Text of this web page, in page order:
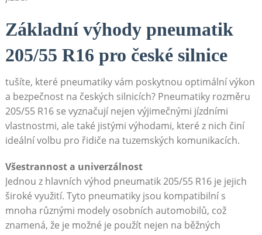
Základní výhody pneumatik
205/55 R16 pro české silnice
tušíte, které pneumatiky vám poskytnou optimální výkon
​a bezpečnost na českých silnicích? Pneumatiky rozměru
205/55 R16 se vyznačují nejen výjimečnými jízdními
vlastnostmi, ale také jistými výhodami, které z nich činí
ideální volbu pro⁣ řidiče na​ tuzemských komunikacích.
Všestrannost ‍a univerzálnost
Jednou z hlavních‍ výhod pneumatik 205/55 R16 je jejich​
široké využití. Tyto pneumatiky jsou kompatibilní s
mnoha různými modely osobních automobilů, což
znamená, že je možné je použít nejen na⁤ běžných